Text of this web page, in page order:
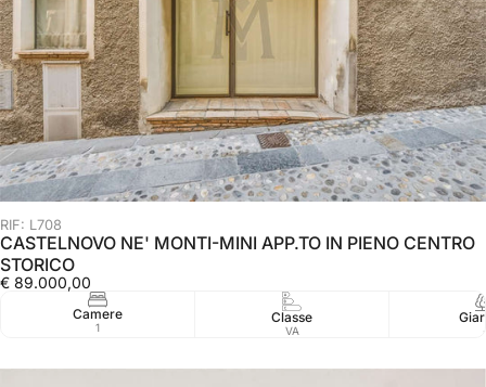
RIF: L708
CASTELNOVO NE' MONTI-MINI APP.TO IN PIENO CENTRO
STORICO
€ 89.000,00
Camere
1
Classe
VA